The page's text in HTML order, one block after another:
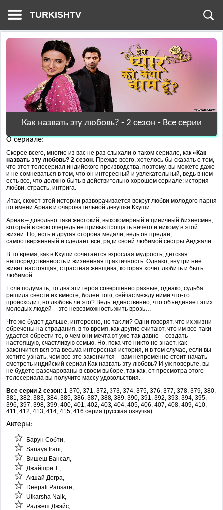
TURKISHTV
Как назвать эту любовь? - 2 сезон - Все серии
О сериале:
Скорее всего, многие из вас не раз слыхали о таком сериале, как «Как
назвать эту любовь? 2 сезон. Прежде всего, хотелось бы сказать о том,
что этот телесериал индийского производства, поэтому, вы можете даже
и не сомневаться в том, что он интересный и увлекательный, ведь в нем
есть все, что должно быть в действительно хорошем сериале: история
любви, страсть, интрига.
Итак, сюжет этой истории разворачивается вокруг любви молодого парня
по имени Арнав и очаровательной девушки Кхуши.
Арнав – довольно таки жестокий, высокомерный и циничный бизнесмен,
который в свою очередь не привык прощать ничего и никому в этой
жизни. Но, есть и другая сторона медали, ведь он предан,
самоотверженный и сделает все, ради своей любимой сестры Анджали.
В то время, как в Кхуши сочетается взрослая мудрость, детская
непосредственность и жизненная практичность. Однако, внутри неё
живет настоящая, страстная женщина, которая хочет любить и быть
любимой.
Если подумать, то два эти героя совершенно разные, однако, судьба
решила свести их вместе, более того, сейчас между ними что-то
происходит, но любовь ли это? Ведь, единственно, что объединяет этих
молодых людей – это невозможность жить врозь…
Что же будет дальше, интересно, не так ли? Одни говорят, что их жизни
обречены на страдания, в то время, как другие считают, что им все-таки
удастся обрести то, о чем они мечтают уже так давно – создать
настоящую, счастливую семью. Но, пока что никто не знает, как
закончится вся эта весьма интересная история, и в том случае, если вы
хотите узнать, чем все это закончится – вам непременно стоит начать
смотреть индийский сериал Как назвать эту любовь? И уж поверьте, вы
не будете разочарованы в своем выборе, так как, от просмотра этого
телесериала вы получите массу удовольствия.
Все серии 2 сезон: 1-370, 371, 372, 373, 374, 375, 376, 377, 378, 379, 380,
381, 382, 383, 384, 385, 386, 387, 388, 389, 390, 391, 392, 393, 394, 395,
396, 397, 398, 399, 400, 401, 402, 403, 404, 405, 406, 407, 408, 409, 410,
411, 412, 413, 414, 415, 416 серия (русская озвучка).
Актеры:
Барун Собти,
Sanaya Irani,
Вишеш Бансал,
Джайшри Т.,
Акшай Догра,
Deepali Pansare,
Utkarsha Naik,
Раджеш Джэйс,